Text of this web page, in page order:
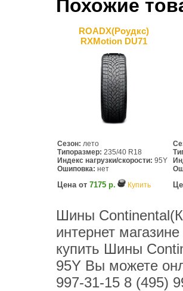
Похожие
ROADX(Роудкс)
RXMotion DU71
Сезон: лето
Типоразмер: 235/40 R18
Индекс нагрузки/скорости: 95Y
Ошиповка: нет
Цена от 7175 р. Купить
Шины
интернет
купить Шины
95Y Вы можете
997-31-15 8 (495)